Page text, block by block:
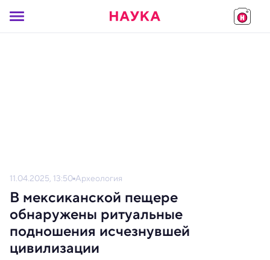
11.04.2025, 13:50 Археология
В мексиканской пещере
обнаружены ритуальные
подношения исчезнувшей
цивилизации